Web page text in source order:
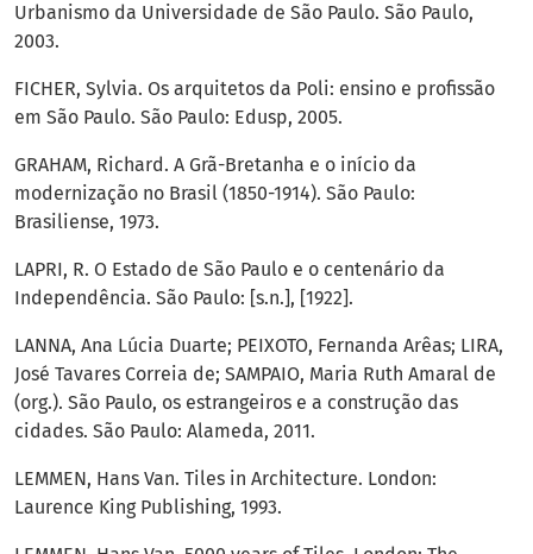
Urbanismo da Universidade de São Paulo. São Paulo,
2003.
FICHER, Sylvia. Os arquitetos da Poli: ensino e profissão
em São Paulo. São Paulo: Edusp, 2005.
GRAHAM, Richard. A Grã-Bretanha e o início da
modernização no Brasil (1850-1914). São Paulo:
Brasiliense, 1973.
LAPRI, R. O Estado de São Paulo e o centenário da
Independência. São Paulo: [s.n.], [1922].
LANNA, Ana Lúcia Duarte; PEIXOTO, Fernanda Arêas; LIRA,
José Tavares Correia de; SAMPAIO, Maria Ruth Amaral de
(org.). São Paulo, os estrangeiros e a construção das
cidades. São Paulo: Alameda, 2011.
LEMMEN, Hans Van. Tiles in Architecture. London:
Laurence King Publishing, 1993.